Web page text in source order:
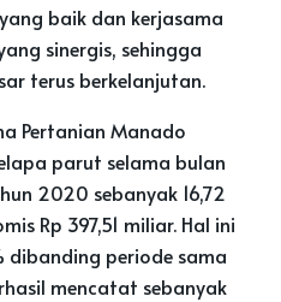
baik dan kerjasama
sinergis, sehingga
terus berkelanjutan.
Pertanian Manado
parut selama bulan
2020 sebanyak 16,72
Rp 397,51 miliar. Hal ini
dibanding periode sama
mencatat sebanyak